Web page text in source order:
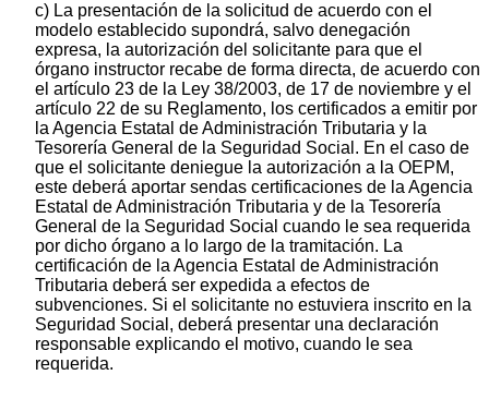
c) La presentación de la solicitud de acuerdo con el
modelo establecido supondrá, salvo denegación
expresa, la autorización del solicitante para que el
órgano instructor recabe de forma directa, de acuerdo con
el artículo 23 de la Ley 38/2003, de 17 de noviembre y el
artículo 22 de su Reglamento, los certificados a emitir por
la Agencia Estatal de Administración Tributaria y la
Tesorería General de la Seguridad Social. En el caso de
que el solicitante deniegue la autorización a la OEPM,
este deberá aportar sendas certificaciones de la Agencia
Estatal de Administración Tributaria y de la Tesorería
General de la Seguridad Social cuando le sea requerida
por dicho órgano a lo largo de la tramitación. La
certificación de la Agencia Estatal de Administración
Tributaria deberá ser expedida a efectos de
subvenciones. Si el solicitante no estuviera inscrito en la
Seguridad Social, deberá presentar una declaración
responsable explicando el motivo, cuando le sea
requerida.